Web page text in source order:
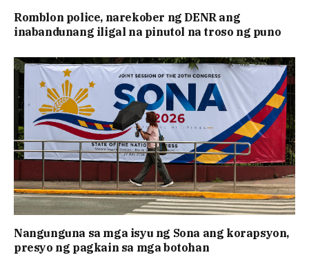
Romblon police, narekober ng DENR ang
inabandunang iligal na pinutol na troso ng puno
Nangunguna sa mga isyu ng Sona ang korapsyon,
presyo ng pagkain sa mga botohan